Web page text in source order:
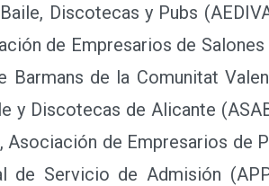
Discotecas y Pubs
de Empresarios de
Barmans de la Comunitat
y Discotecas de Alicante
Asociación de Empresarios de
de Servicio de Admisión